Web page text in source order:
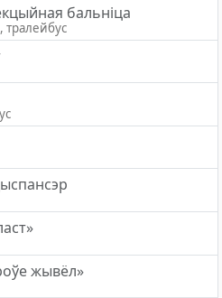
бальніца
тралейбус
жывёл»